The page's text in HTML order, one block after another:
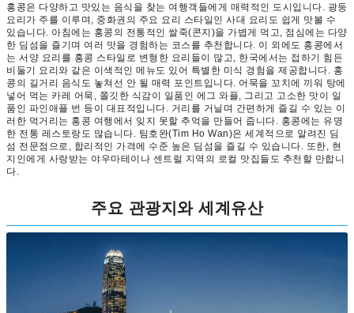
홍콩은 다양하고 맛있는 음식을 찾는 여행객들에게 매력적인 도시입니다. 광둥
요리가 주를 이루며, 중화권의 주요 요리 스타일인 사대 요리도 쉽게 맛볼 수
있습니다. 아침에는 홍콩의 전통적인 쌀죽(콘지)을 가볍게 먹고, 점심에는 다양
한 딤섬을 즐기며 여러 맛을 경험하는 코스를 추천합니다. 이 외에도 홍콩에서
는 서양 요리를 홍콩 스타일로 변형한 요리들이 많고, 한국에서는 접하기 힘든
비둘기 요리와 같은 이색적인 메뉴도 있어 특별한 미식 경험을 제공합니다. 홍
콩의 길거리 음식도 놓쳐선 안 될 매력 포인트입니다. 어묵을 꼬치에 끼워 탕에
넣어 먹는 카레 어묵, 쫄깃한 식감이 일품인 에그 와플, 그리고 고소한 맛이 일
품인 파인애플 번 등이 대표적입니다. 거리를 거닐며 간편하게 즐길 수 있는 이
러한 먹거리는 홍콩 여행에서 잊지 못할 추억을 만들어 줍니다. 홍콩에는 유명
한 전통 레스토랑도 많습니다. 팀호완(Tim Ho Wan)은 세계적으로 알려진 딤
섬 전문점으로, 합리적인 가격에 수준 높은 딤섬을 즐길 수 있습니다. 또한, 현
지인에게 사랑받는 야우마테이나 센트럴 지역의 로컬 맛집들도 추천할 만합니
다.
주요 관광지와 세계유산